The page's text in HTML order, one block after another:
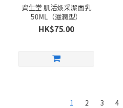
資生堂 肌活焕采潔面乳
50ML（滋潤型）
HK$75.00
1 2 3 4